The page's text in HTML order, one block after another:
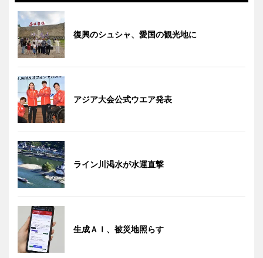
復興のシュシャ、愛国の観光地に
アジア大会公式ウエア発表
ライン川渇水が水運直撃
生成ＡＩ、被災地照らす